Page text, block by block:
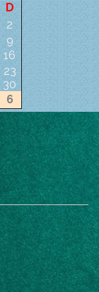
D
2
9
16
23
30
6